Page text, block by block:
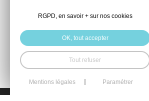
RGPD, en savoir + sur nos cookies
OK, tout accepter
Tout refuser
Mentions légales Paramétrer